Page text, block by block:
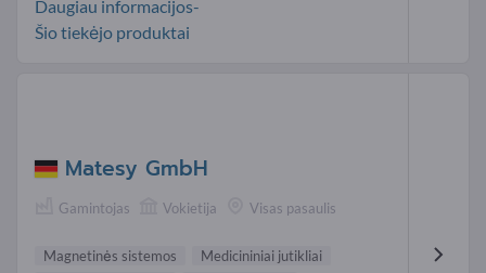
Daugiau informacijos-
Šio tiekėjo produktai
Matesy GmbH
Gamintojas Vokietija Visas pasaulis
Magnetinės sistemos
Medicininiai jutikliai